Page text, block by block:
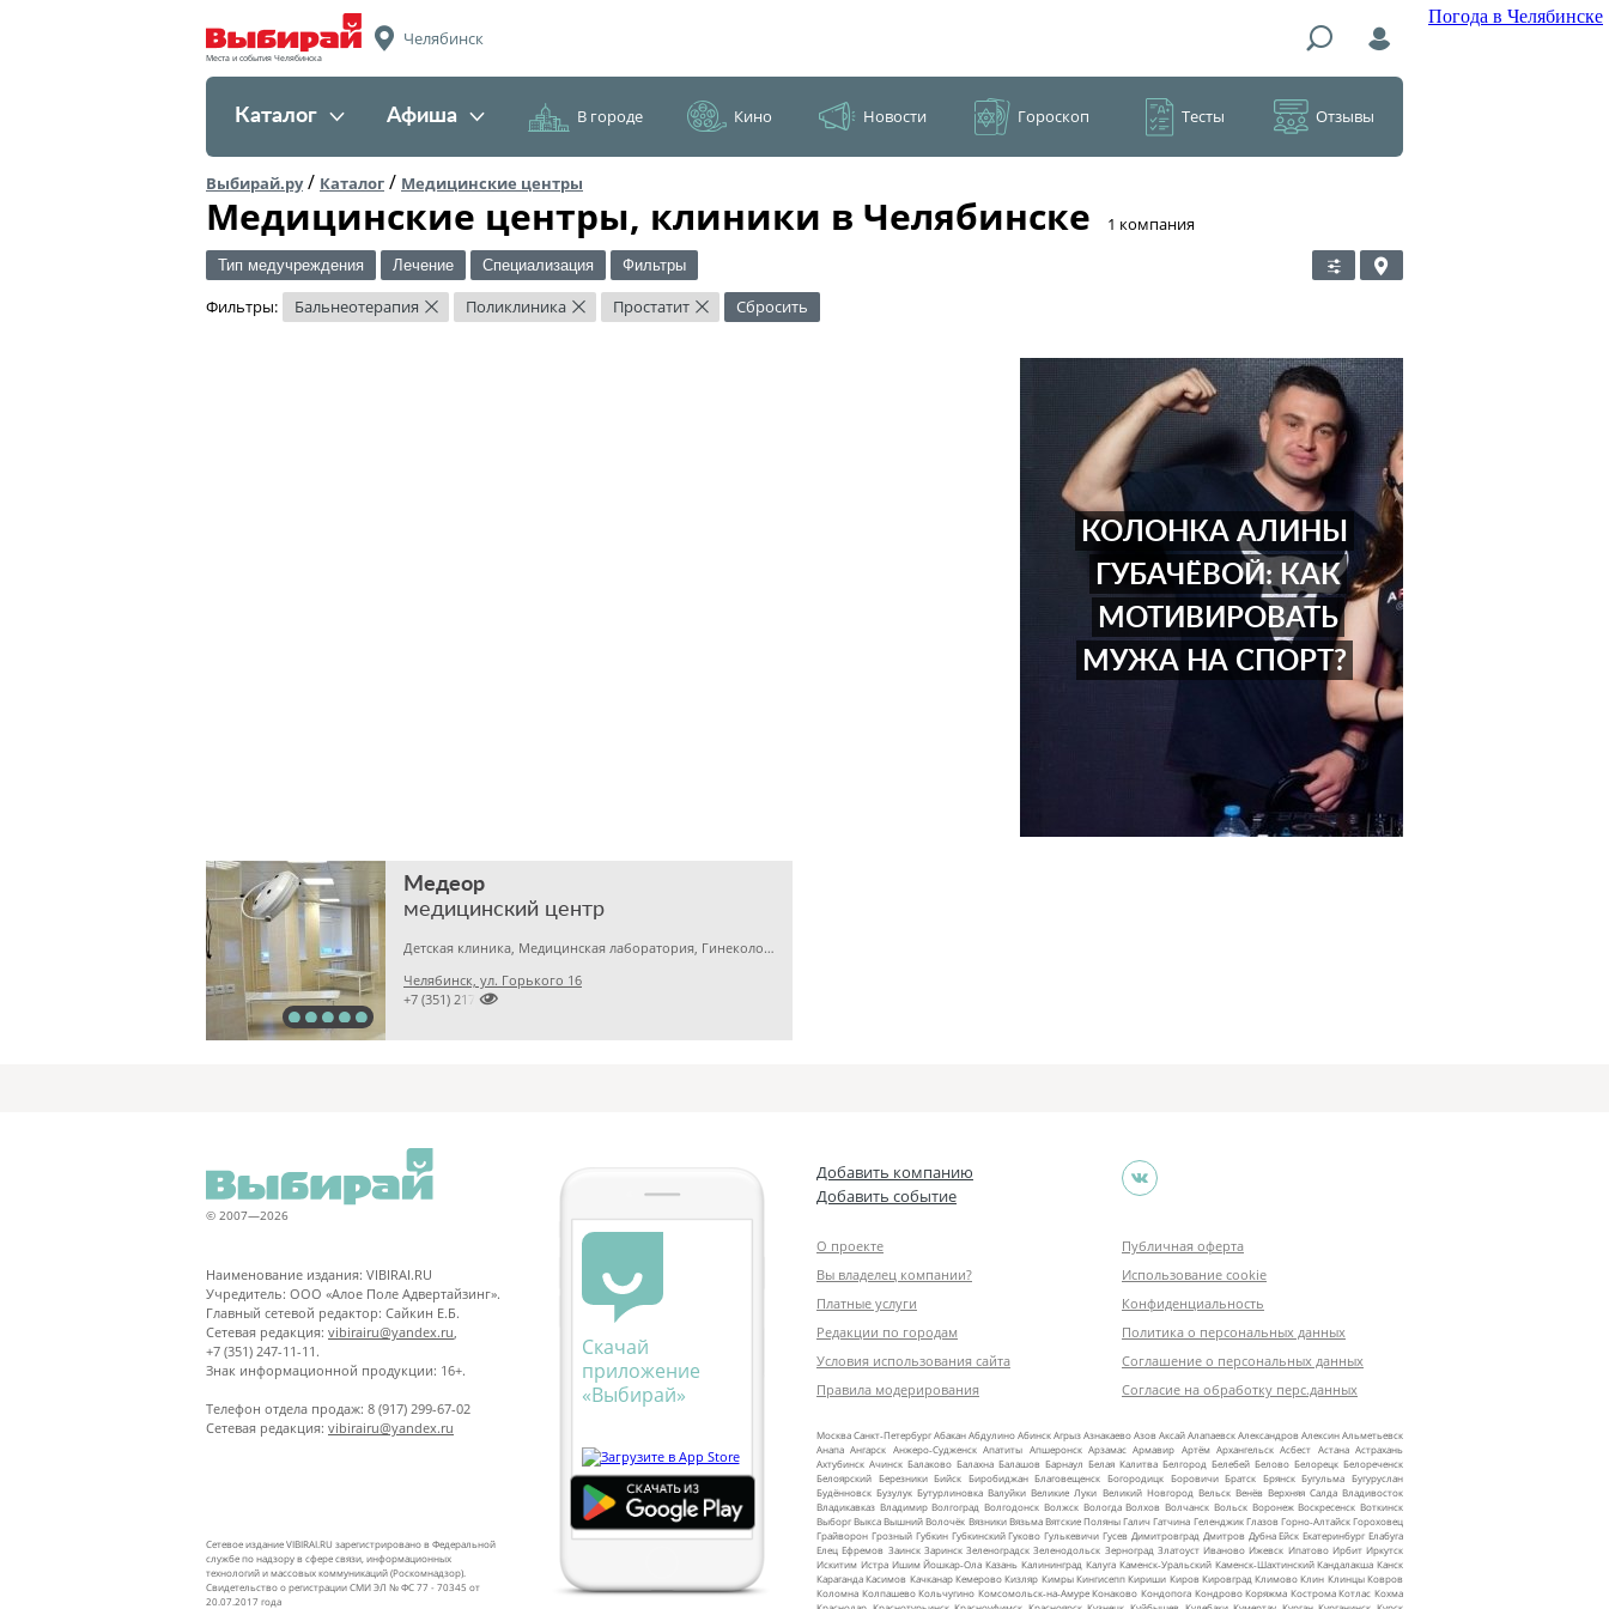
Погода в Челябинске
Места и события Челябинска
Челябинск
Каталог Афиша В городе Кино Новости Гороскоп Тесты Отзывы
Выбирай.ру/ Каталог / Медицинские центры
Медицинские центры, клиники в Челябинске ​1 компания
Тип медучреждения Лечение Специализация Фильтры
Фильтры: Бальнеотерапия × Поликлиника × Простатит × Сбросить
КОЛОНКА АЛИНЫ
ГУБАЧЁВОЙ: КАК
МОТИВИРОВАТЬ
МУЖА НА СПОРТ?
Медеор
медицинский центр
Детская клиника, Медицинская лаборатория, Гинекология
Челябинск, ул. Горького 16

+7 (351) 2172376
© 2007—2026
Наименование издания: VIBIRAI.RU
Учредитель: ООО «Алое Поле Адвертайзинг».
Главный сетевой редактор: Сайкин Е.Б.
Сетевая редакция: vibirairu@yandex.ru
+7 (351) 247-11-11.
Знак информационной продукции: 16+.
Телефон отдела продаж: 8 (917) 299-67-02
Сетевая редакция: vibirairu@yandex.ru
Сетевое издание VIBIRAI.RU зарегистрировано в Федеральной
службе по надзору в сфере связи, информационных
технологий и массовых коммуникаций (Роскомнадзор).
Свидетельство о регистрации СМИ ЭЛ № ФС 77 - 70345 от
20.07.2017 года
Скачай
приложение
«Выбирай»
Добавить компанию
Добавить событие
О проекте
Вы владелец компании?
Платные услуги
Редакции по городам
Условия использования сайта
Правила модерирования
Публичная оферта
Использование cookie
Конфиденциальность
Политика о персональных данных
Соглашение о персональных данных
Согласие на обработку перс.данных
МоскваСанкт‑ПетербургАбаканАбдулиноАбинскАгрызАзнакаевоАзовАксайАлапаевскАлександровАлексинАльметьевск
Анапа Ангарск Анжеро‑Судженск Апатиты Апшеронск Арзамас Армавир Артём Архангельск Асбест Астана Астрахань
Ахтубинск Ачинск Балаково Балахна Балашов Барнаул Белая Калитва Белгород Белебей Белово Белорецк Белореченск
Белоярский Березники Бийск Биробиджан Благовещенск Богородицк Боровичи Братск Брянск Бугульма Бугуруслан
Будённовск Бузулук Бутурлиновка Валуйки Великие Луки Великий Новгород Вельск Венёв Верхняя Салда Владивосток
Владикавказ Владимир Волгоград Волгодонск Волжск Вологда Волхов Волчанск Вольск Воронеж Воскресенск Воткинск
ВыборгВыкса Вышний Волочёк Вязники Вязьма Вятские Поляны Галич Гатчина Геленджик Глазов Горно‑АлтайскГороховец
Грайворон Грозный Губкин Губкинский Гуково Гулькевичи Гусев Димитровград Дмитров Дубна Ейск Екатеринбург Елабуга
Елец Ефремов Заинск Заринск Зеленоградск Зеленодольск Зерноград Златоуст Иваново Ижевск Ипатово Ирбит Иркутск
Искитим Истра Ишим Йошкар‑Ола Казань Калининград Калуга Каменск‑Уральский Каменск‑Шахтинский Кандалакша Канск
Караганда Касимов Качканар Кемерово Кизляр Кимры Кингисепп Кириши Киров Кировград Климово Клин Клинцы Ковров
Коломна Колпашево Кольчугино Комсомольск‑на‑Амуре Конаково Кондопога Кондрово Коряжма Кострома Котлас Кохма